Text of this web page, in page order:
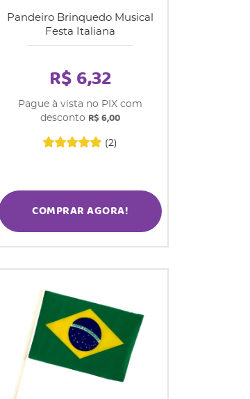
Pandeiro Brinquedo Musical
Festa Italiana
(2)
R$ 6,32
Pague à vista no PIX com
desconto R$ 6,00
COMPRAR AGORA!